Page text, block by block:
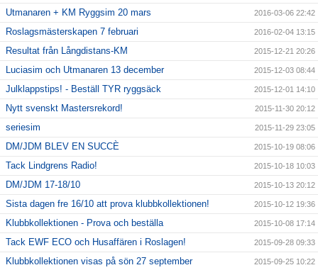
Utmanaren + KM Ryggsim 20 mars 2016-03-06 22:42
Roslagsmästerskapen 7 februari 2016-02-04 13:15
Resultat från Långdistans-KM 2015-12-21 20:26
Luciasim och Utmanaren 13 december 2015-12-03 08:44
Julklappstips! - Beställ TYR ryggsäck 2015-12-01 14:10
Nytt svenskt Mastersrekord! 2015-11-30 20:12
seriesim 2015-11-29 23:05
DM/JDM BLEV EN SUCCÈ 2015-10-19 08:06
Tack Lindgrens Radio! 2015-10-18 10:03
DM/JDM 17-18/10 2015-10-13 20:12
Sista dagen fre 16/10 att prova klubbkollektionen! 2015-10-12 19:36
Klubbkollektionen - Prova och beställa 2015-10-08 17:14
Tack EWF ECO och Husaffären i Roslagen! 2015-09-28 09:33
Klubbkollektionen visas på sön 27 september 2015-09-25 10:22